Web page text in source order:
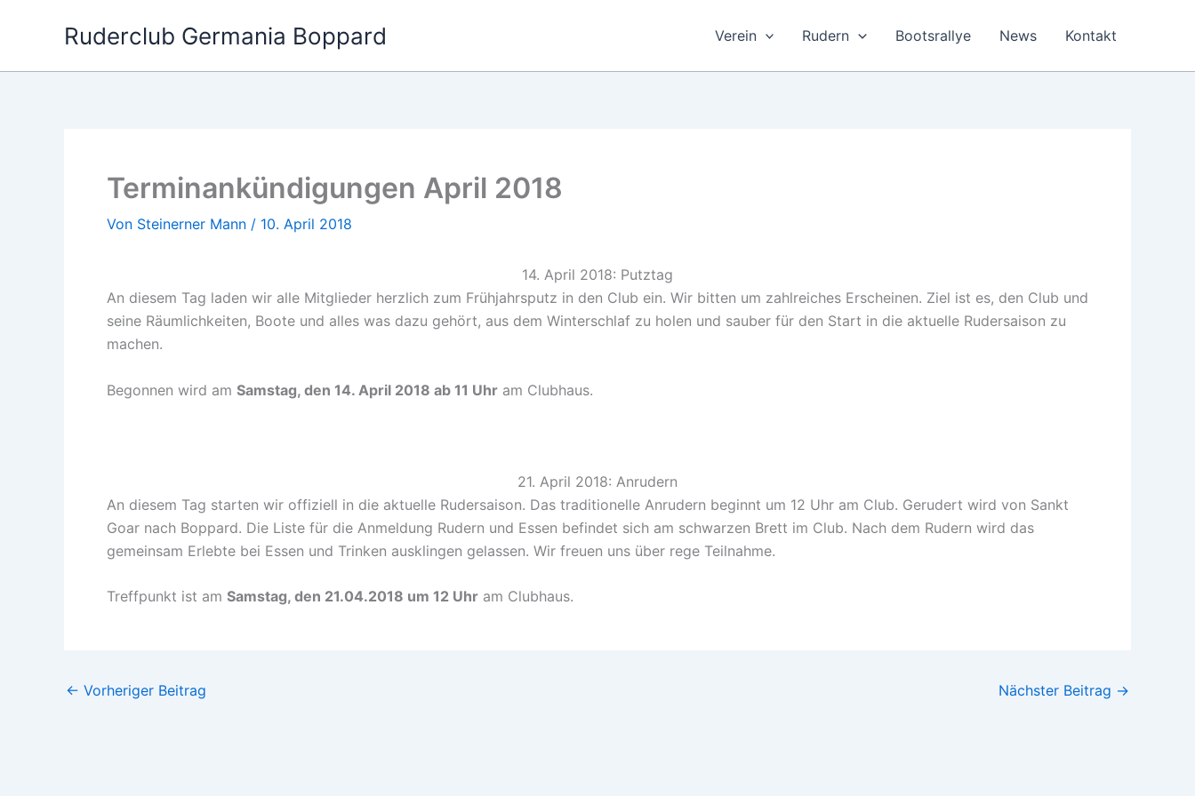
Ruderclub Germania Boppard Verein Rudern Bootsrallye News Kontakt
Terminankündigungen April 2018
Von Steinerner Mann / 10. April 2018
14. April 2018: Putztag
An diesem Tag laden wir alle Mitglieder herzlich zum Frühjahrsputz in den Club ein. Wir bitten um zahlreiches Erscheinen. Ziel ist es, den Club und
seine Räumlichkeiten, Boote und alles was dazu gehört, aus dem Winterschlaf zu holen und sauber für den Start in die aktuelle Rudersaison zu
machen.
Begonnen wird am Samstag, den 14. April 2018 ab 11 Uhr am Clubhaus.
21. April 2018: Anrudern
An diesem Tag starten wir offiziell in die aktuelle Rudersaison. Das traditionelle Anrudern beginnt um 12 Uhr am Club. Gerudert wird von Sankt
Goar nach Boppard. Die Liste für die Anmeldung Rudern und Essen befindet sich am schwarzen Brett im Club. Nach dem Rudern wird das
gemeinsam Erlebte bei Essen und Trinken ausklingen gelassen. Wir freuen uns über rege Teilnahme.
Treffpunkt ist am Samstag, den 21.04.2018 um 12 Uhr am Clubhaus.
← Vorheriger Beitrag Nächster Beitrag →